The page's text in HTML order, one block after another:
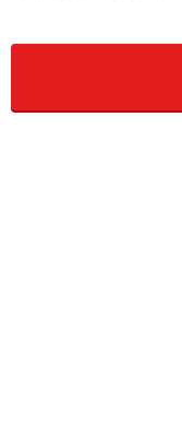
（親）の立場であ
「朝食を作ること
させること」「忘